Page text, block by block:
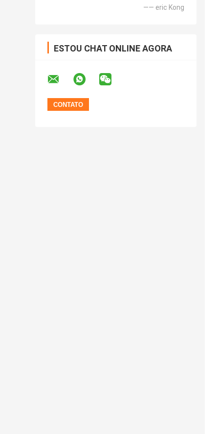
—— eric Kong
ESTOU CHAT ONLINE AGORA